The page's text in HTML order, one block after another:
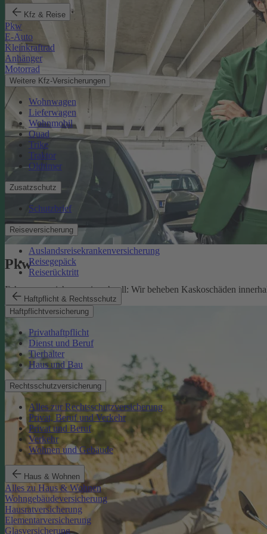
Kfz & Reise
Pkw
E-Auto
Kleinkraftrad
Anhänger
Motorrad
Weitere Kfz-Versicherungen
Wohnwagen
Lieferwagen
Wohnmobil
Quad
Trike
Traktor
Oldtimer
Zusatzschutz
Schutzbrief
Reiseversicherung
Auslandsreisekrankenversicherung
Reisegepäck
Reiserücktritt
Haftpflicht & Rechtsschutz
Haftpflichtversicherung
Privathaftpflicht
Dienst und Beruf
Tierhalter
Haus und Bau
Rechtsschutzversicherung
Alles zur Rechtsschutzversicherung
Privat, Beruf und Verkehr
Privat und Beruf
Verkehr
Wohnen und Gebäude
Haus & Wohnen
Alles zu Haus & Wohnen
Wohngebäudeversicherung
Hausratversicherung
Elementarversicherung
Glasversicherung
Pkw
Fahrzeugversicherung in schnell: Wir beheben Kaskoschäden
Pkw-Versicherung